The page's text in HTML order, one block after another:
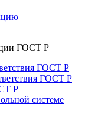
ГОСТ Р
ГОСТ Р
ГОСТ Р
Р
системе